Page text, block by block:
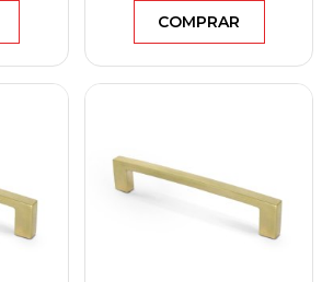
COMPRAR